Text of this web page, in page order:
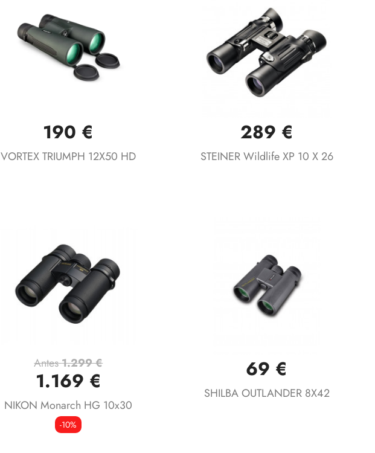
Vista rápida
190 €
VORTEX TRIUMPH 12X50 HD
Vista rápida
289 €
STEINER Wildlife XP 10 X 26
Vista rápida
Antes1.299 €
1.169 €
NIKON Monarch HG 10x30
-10%
Vista rápida
69 €
SHILBA OUTLANDER 8X42